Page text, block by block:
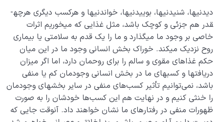
دیدنی­ها، شنیدنی­ها، بوییدنی­ها، خواندنی­ها و هرکسب دیگری هرچه­
قدر هم جزئی و کوچک باشد، مثل غذایی که می­خوریم اثرات
خاصی بر وجود ما می­گذارد و ما را یک قدم به سلامتی یا بیماری
روح نزدیک می­کند. خوراک بخش انسانی وجود ما در این میان
حکم غذاهای مقوی و سالم را برای روحمان دارد، اما اگر میزان
دریافت­ها و کسب­های ما در بخش­ انسانی وجودمان­ کم یا منفی
باشد، نمی‌توانیم تأثیر کسب‌های منفی در سایر بخشهای وجود­مان
را خنثی کنیم و در نهایت هم این کسب‌ها خودشان را به صورت
ظهورات منفی در رفتارهای ما نشان خواهند داد. آن­وقت جایی که